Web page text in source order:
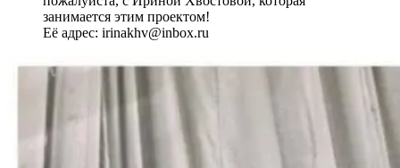
занимается этим проектом! ‎
Её адрес: irinakhv@inbox.ru